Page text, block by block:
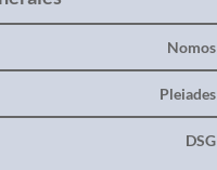
Nomos
Pleiades
DSG